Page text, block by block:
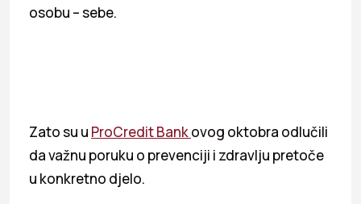
osobu – sebe.
Zato su u ProCredit Bankovog oktobra odlučili
da važnu poruku o prevenciji i zdravlju pretoče
u konkretno djelo.